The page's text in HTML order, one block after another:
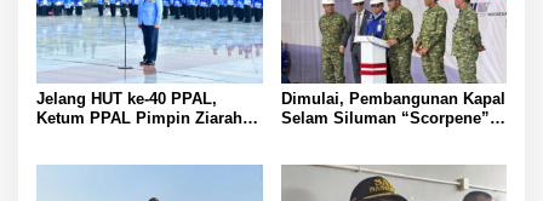
Jelang HUT ke-40 PPAL,
Ketum PPAL Pimpin Ziarah
Dimulai, Pembangunan Kapal
Selam Siluman “Scorpene”